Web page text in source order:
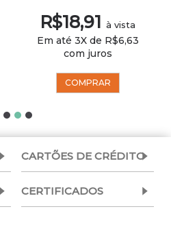
R$18,91 à vista
Em até 3X de R$6,63
com juros
COMPRAR
CARTÕES DE CRÉDITO
CERTIFICADOS